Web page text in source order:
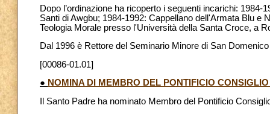
Dopo l’ordinazione ha ricoperto i seguenti incarichi:
Santi di Awgbu; 1984-1992: Cappellano dell'Armata Blu e
Teologia Morale presso l'Università della Santa Croce, a
Dal 1996 è Rettore del Seminario Minore di San
[00086-01.01]
● NOMINA DI MEMBRO DEL PONTIFICIO
Il Santo Padre ha nominato Membro del Pontificio